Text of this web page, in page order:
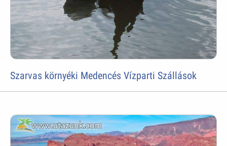
Szarvas környéki Medencés Vízparti Szállások